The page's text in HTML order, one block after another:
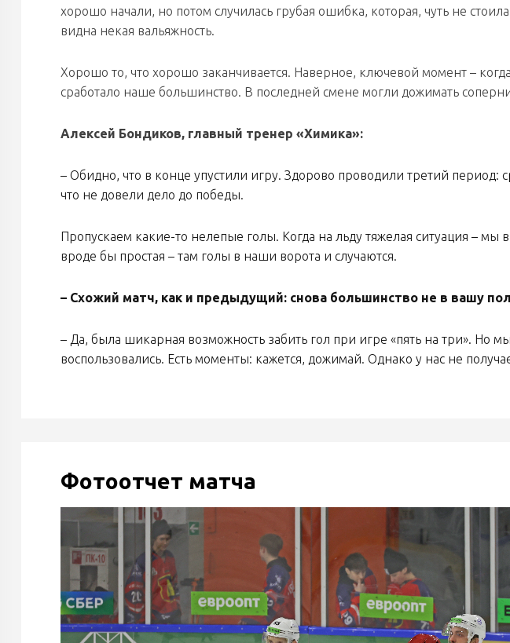
хорошо начали, но потом случилась грубая ошибка, которая, чуть не
видна некая вальяжность.
Хорошо то, что хорошо заканчивается. Наверное, ключевой момент –
сработало наше большинство. В последней смене могли дожимать
Алексей Бондиков, главный тренер «Химика»:
– Обидно, что в конце упустили игру. Здорово проводили третий
что не довели дело до победы.
Пропускаем какие-то нелепые голы. Когда на льду тяжелая ситуация – мы
вроде бы простая – там голы в наши ворота и случаются.
– Схожий матч, как и предыдущий: снова большинство не в вашу
– Да, была шикарная возможность забить гол при игре «пять на три». Но
воспользовались. Есть моменты: кажется, дожимай. Однако у нас не
Фотоотчет матча